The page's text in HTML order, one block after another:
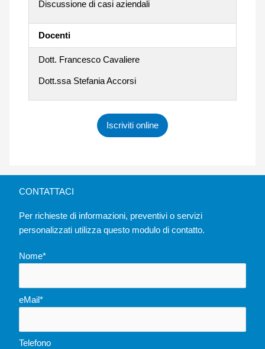
Discussione di casi aziendali
Docenti
Dott. Francesco Cavaliere
Dott.ssa Stefania Accorsi
Iscriviti online
CONTATTACI
Per richieste di informazioni, preventivi o servizi
personalizzati utilizza questo modulo di contatto.
Nome*
eMail*
Telefono